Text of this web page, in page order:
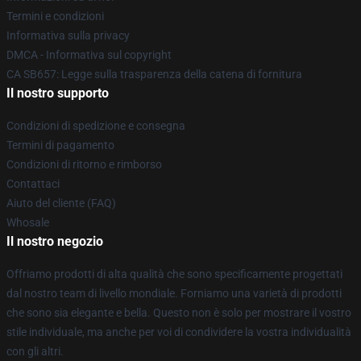
Termini e condizioni
Informativa sulla privacy
DMCA - Informativa sul copyright
CA SB657: Legge sulla trasparenza della catena di fornitura
Il nostro supporto
Condizioni di spedizione e consegna
Termini di pagamento
Condizioni di ritorno e rimborso
Contattaci
Aiuto del cliente (FAQ)
Whosale
Il nostro negozio
Offriamo prodotti di alta qualità che sono specificamente progettati
dal nostro team di livello mondiale. Forniamo una varietà di prodotti
che sono sia elegante e bella. Questo non è solo per mostrare il vostro
stile individuale, ma anche per voi di condividere la vostra individualità
con gli altri.